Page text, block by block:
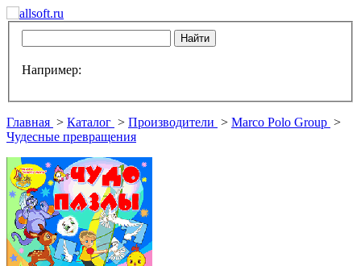
Например:
Главная > Каталог > Производители > Marco Polo Group >
Чудесные превращения